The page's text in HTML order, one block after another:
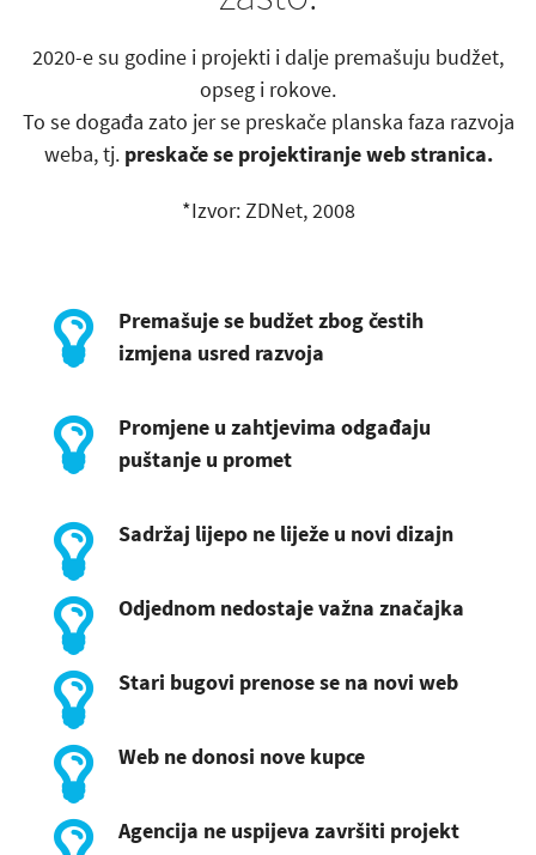
2020-e su godine i projekti i dalje premašuju budžet,
opseg i rokove.
To se događa zato jer se preskače planska faza razvoja
weba, tj. preskače se projektiranje web stranica.
*Izvor: ZDNet, 2008
Premašuje se budžet zbog čestih
izmjena usred razvoja
Promjene u zahtjevima odgađaju
puštanje u promet
Sadržaj lijepo ne liježe u novi dizajn
Odjednom nedostaje važna značajka
Stari bugovi prenose se na novi web
Web ne donosi nove kupce
Agencija ne uspijeva završiti projekt